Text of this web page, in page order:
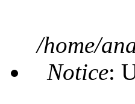
/home/
Notice: